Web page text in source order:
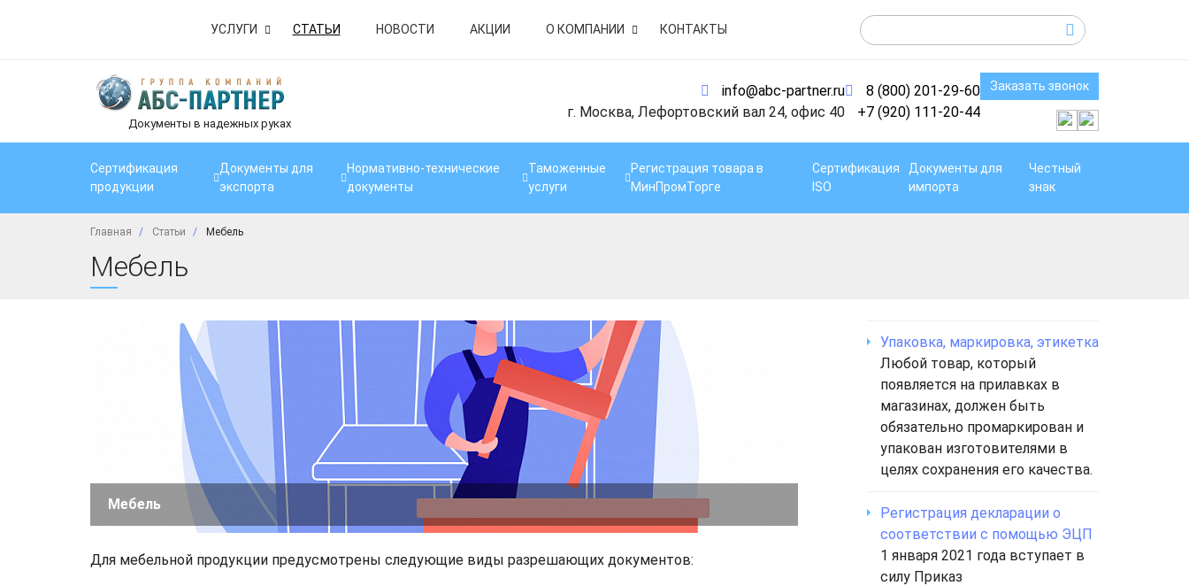
УСЛУГИ СТАТЬИ НОВОСТИ АКЦИИ О КОМПАНИИ КОНТАКТЫ
Документы в надежных руках
info@abc-partner.ru
г. Москва, Лефортовский вал 24, офис 40
8 (800) 201-29-60
+7 (920) 111-20-44
Заказать звонок
Сертификация
продукции
Документы для
экспорта
Нормативно-технические
документы
Таможенные
услуги
Регистрация товара в
МинПромТорге
Сертификация
ISO
Документы для
импорта
Честный
знак
Главная Статьи Мебель
Мебель
Мебель
Для мебельной продукции предусмотрены следующие виды разрешающих документов:
Упаковка, маркировка, этикетка
Любой товар, который
появляется на прилавках в
магазинах, должен быть
обязательно промаркирован и
упакован изготовителями в
целях сохранения его качества.
Регистрация декларации о
соответствии с помощью ЭЦП
1 января 2021 года вступает в
силу Приказ